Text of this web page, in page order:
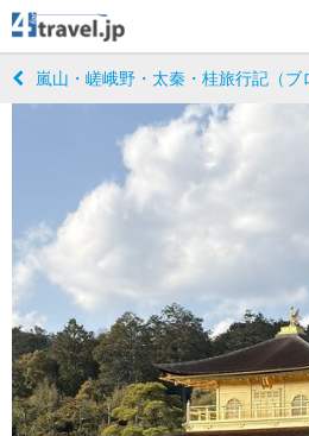
嵐山・嵯峨野・太秦・桂旅行記（ブ